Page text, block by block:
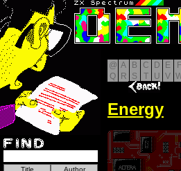
@ A B C D E F
Q
R S T U V
Energy